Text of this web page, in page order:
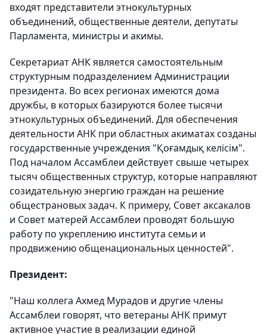
входят представители этнокультурных
объединений, общественные деятели, депутаты
Парламента, министры и акимы.
Секретариат АНК является самостоятельным
структурным подразделением Администрации
президента. Во всех регионах имеются дома
дружбы, в которых базируются более тысячи
этнокультурных объединений. Для обеспечения
деятельности АНК при областных акиматах созданы
государственные учреждения "Қоғамдық келісім".
Под началом Ассамблеи действует свыше четырех
тысяч общественных структур, которые направляют
созидательную энергию граждан на решение
общестрановых задач. К примеру, Совет аксакалов
и Совет матерей Ассамблеи проводят большую
работу по укреплению института семьи и
продвижению общенациональных ценностей".
Президент:
"Наш коллега Ахмед Мурадов и другие члены
Ассамблеи говорят, что ветераны АНК примут
активное участие в реализации единой